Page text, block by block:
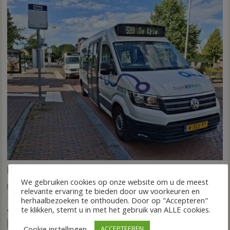
Nieuw ov-systeem verbindt alle kernen Hardenberg
6 augustus 2026 Wim de Jonge Reacties uitgeschakeld voor
Nieuw
ov-
HARDENBERG – Eind volgend jaar moet een extra systeem
van buurtbussen het openbaar vervoer tot in...
We gebruiken cookies op onze website om u de meest
relevante ervaring te bieden door uw voorkeuren en
herhaalbezoeken te onthouden. Door op "Accepteren"
te klikken, stemt u in met het gebruik van ALLE cookies.